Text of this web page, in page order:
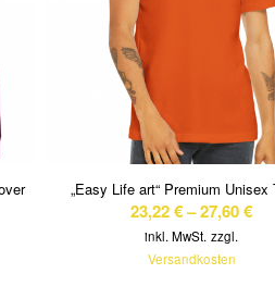
„Easy Life art“ Premium Unisex
23,22€–27,60€
inkl. MwSt. zzgl.
Versandkosten